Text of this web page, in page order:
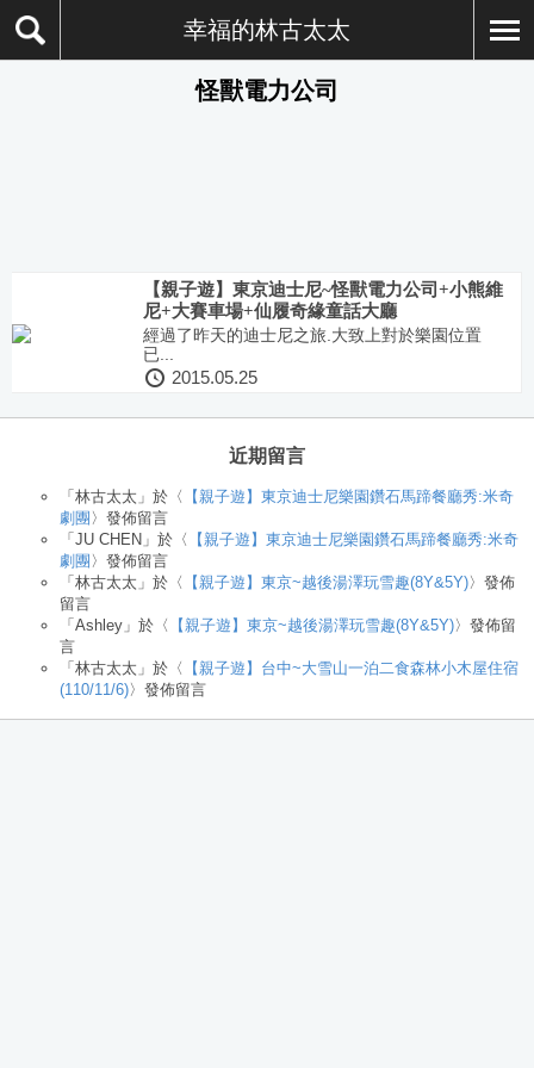
幸福的林古太太
怪獸電力公司
【親子遊】東京迪士尼~怪獸電力公司+小熊維
尼+大賽車場+仙履奇緣童話大廳
經過了昨天的迪士尼之旅.大致上對於樂園位置
已...
2015.05.25
近期留言
「 林古太太 」於〈
【親子遊】東京迪士尼樂園鑽石馬蹄餐廳秀:米奇
劇團 〉發佈留言
「 JU CHEN 」於〈
【親子遊】東京迪士尼樂園鑽石馬蹄餐廳秀:米奇
劇團 〉發佈留言
「 林古太太 」於〈 【親子遊】東京~越後湯澤玩雪趣(8Y&5Y)〉發佈
留言
「 Ashley 」於〈 【親子遊】東京~越後湯澤玩雪趣(8Y&5Y)〉發佈留
言
「 林古太太 」於〈
【親子遊】台中~大雪山一泊二食森林小木屋住宿
(110/11/6)〉發佈留言